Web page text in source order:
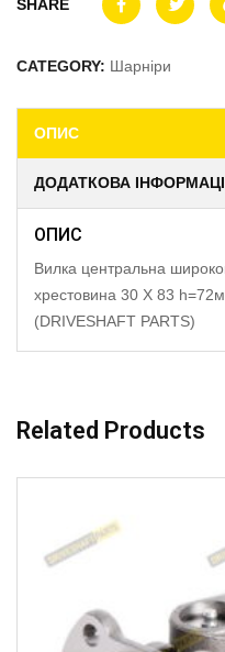
SHARE
CATEGORY: Шарніри
ОПИС
ДОДАТКОВА
ОПИС
Вилка центральна
хрестовина 30 X 83
(DRIVESHAFT PARTS)
Related Products